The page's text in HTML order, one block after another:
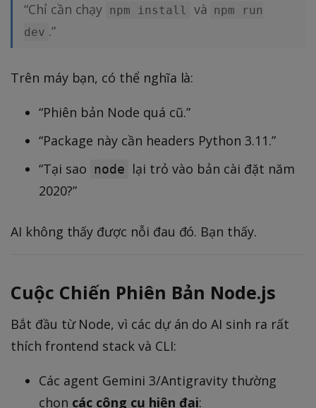
“Chỉ cần chạy npm install và npm run
dev .”
Trên máy bạn, có thể nghĩa là:
“Phiên bản Node quá cũ.”
“Package này cần headers Python 3.11.”
“Tại sao node
lại trỏ vào bản cài đặt năm
2020?”
AI không thấy được nỗi đau đó. Bạn thấy.
Cuộc Chiến Phiên Bản Node.js
Bắt đầu từ Node, vì các dự án do AI sinh ra rất
thích frontend stack và CLI:
Các agent Gemini 3/Antigravity thường
chọn các công cụ hiện đại: